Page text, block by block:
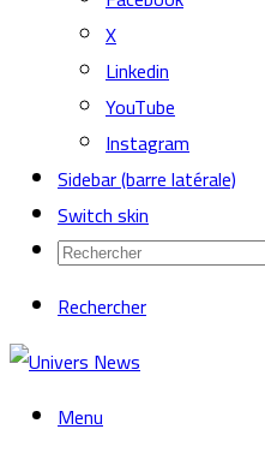
X
Linkedin
YouTube
Instagram
Sidebar (barre latérale)
Switch skin
Rechercher
Menu